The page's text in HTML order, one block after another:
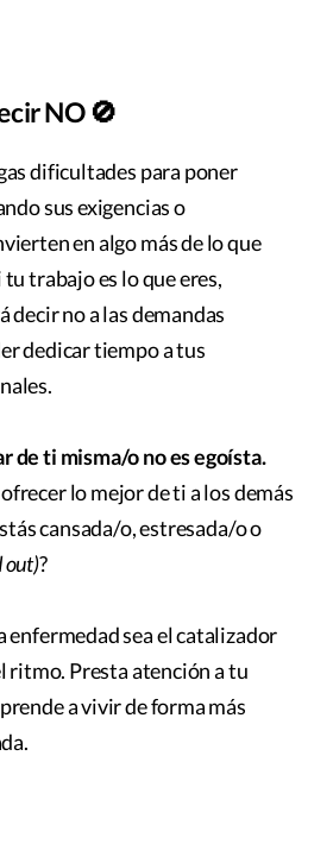
NO 🚫
dificultades para poner
sus exigencias o
en algo más de lo que
trabajo es lo que eres,
decir no a las demandas
dedicar tiempo a tus
de ti misma/o no es egoísta.
lo mejor de ti a los demás
cansada/o, estresada/o o
out)?
enfermedad sea el catalizador
ritmo. Presta atención a tu
a vivir de forma más